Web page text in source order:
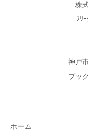
株
ﾌﾘ
神戸
ブッ
ホーム